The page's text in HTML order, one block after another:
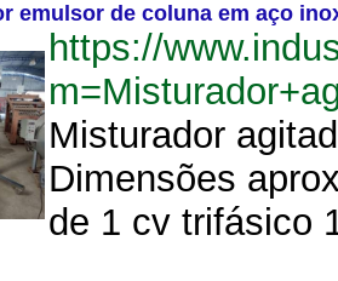
emulsor de coluna em aço
https://
Misturador
Dimensões
de 1 cv trifásico